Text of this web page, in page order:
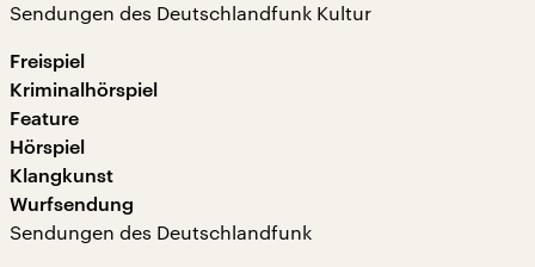
Sendungen des Deutschlandfunk Kultur
Freispiel
Kriminalhörspiel
Feature
Hörspiel
Klangkunst
Wurfsendung
Sendungen des Deutschlandfunk